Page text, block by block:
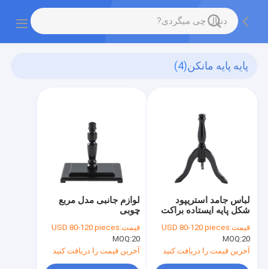
پایه پایه مانکن(4)
لوازم جانبی مدل مربع
چوبی
قیمت:USD 80-120 pieces
MOQ:20
آخرین قیمت را دریافت کنید
لباس جامد استریپود
شکل پایه ایستاده براکت
مدل فروشگاه
قیمت:USD 80-120 pieces
MOQ:20
آخرین قیمت را دریافت کنید